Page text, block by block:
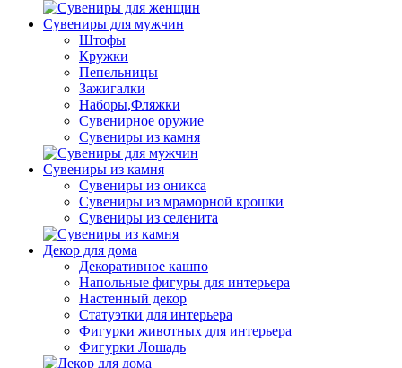
Сувениры для мужчин
Штофы
Кружки
Пепельницы
Зажигалки
Наборы,Фляжки
Сувенирное оружие
Сувениры из камня
Сувениры из камня
Сувениры из оникса
Сувениры из мраморной крошки
Сувениры из селенита
Декор для дома
Декоративное кашпо
Напольные фигуры для интерьера
Настенный декор
Статуэтки для интерьера
Фигурки животных для интерьера
Фигурки Лошадь